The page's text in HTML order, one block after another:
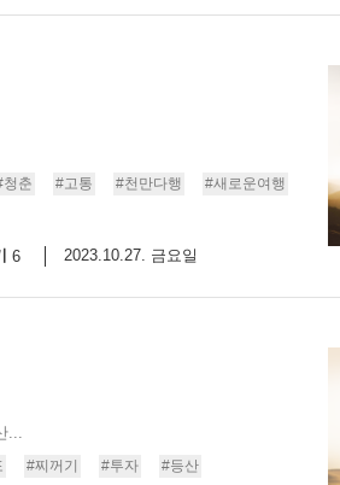
청춘 #고통 #천만다행
#새로운여행
6 2023.10.27. 금요일
#찌꺼기 #투자
#등산